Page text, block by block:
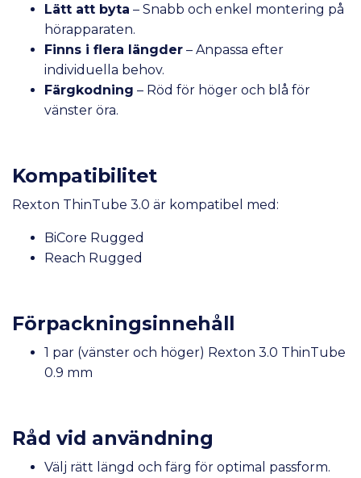
Lätt att byta – Snabb och enkel montering på
hörapparaten.
Finns i flera längder – Anpassa efter
individuella behov.
Färgkodning – Röd för höger och blå för
vänster öra.
Kompatibilitet
Rexton ThinTube 3.0 är kompatibel med:
BiCore Rugged
Reach Rugged
Förpackningsinnehåll
1 par (vänster och höger) Rexton 3.0 ThinTube
0.9 mm
Råd vid användning
Välj rätt längd och färg för optimal passform.